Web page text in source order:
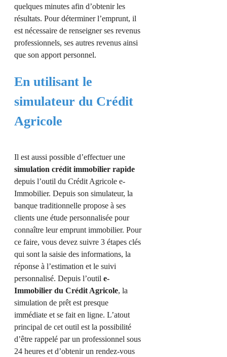
quelques minutes afin d’obtenir les
résultats. Pour déterminer l’emprunt, il
est nécessaire de renseigner ses revenus
professionnels, ses autres revenus ainsi
que son apport personnel.
En utilisant le
simulateur du Crédit
Agricole
Il est aussi possible d’effectuer une
simulation crédit immobilier rapide
depuis l’outil du Crédit Agricole e-
Immobilier. Depuis son simulateur, la
banque traditionnelle propose à ses
clients une étude personnalisée pour
connaître leur emprunt immobilier. Pour
ce faire, vous devez suivre 3 étapes clés
qui sont la saisie des informations, la
réponse à l’estimation et le suivi
personnalisé. Depuis l’outil e-
Immobilier du Crédit Agricole, la
simulation de prêt est presque
immédiate et se fait en ligne. L’atout
principal de cet outil est la possibilité
d’être rappelé par un professionnel sous
24 heures et d’obtenir un rendez-vous